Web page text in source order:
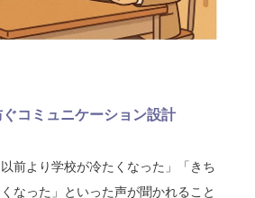
コミュニケーション設計
前より学校が冷たくなった」「きち
なった」といった声が聞かれること